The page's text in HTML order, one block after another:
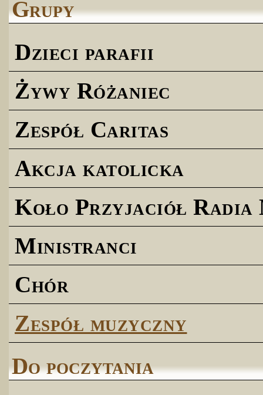
Grupy
Dzieci parafii
Żywy Różaniec
Zespół Caritas
Akcja katolicka
Koło Przyjaciół
Ministranci
Chór
Zespół muzyczny
Do poczytania